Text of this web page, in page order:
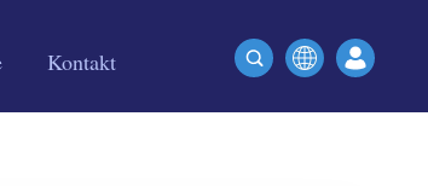
Kontakt